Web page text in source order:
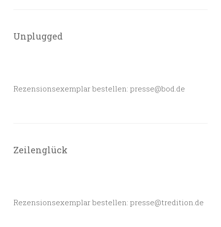
Unplugged
Rezensionsexemplar bestellen: presse@bod.de
Zeilenglück
Rezensionsexemplar bestellen: presse@tredition.de